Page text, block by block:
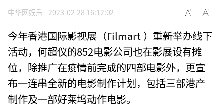
中华网娱乐 2023-02-28 16:12:02
今年香港国际影视展（Filmart ）重新举办线下
活动，何超仪的852电影公司也在影展设有摊
位，除推广在疫情前完成的四部电影外，更宣
布一连串全新的电影制作计划，包括三部港产
制作及一部好莱坞动作电影。